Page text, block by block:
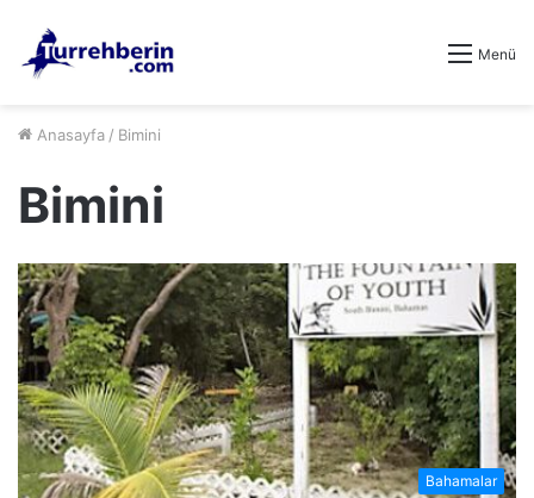
Menü
Anasayfa / Bimini
Bimini
Bahamalar